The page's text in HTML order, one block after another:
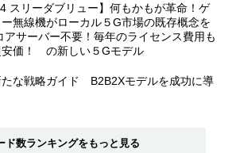
4 スリーダブリュー】何もかもが革命！ゲ
無線機がローカル５G市場の既存概念を
アサーバー不要！毎年のライセンス費用も
安価！ の新しい５Gモデル
な戦略ガイド B2B2Xモデルを成功に導
ド数ランキングをもっと見る